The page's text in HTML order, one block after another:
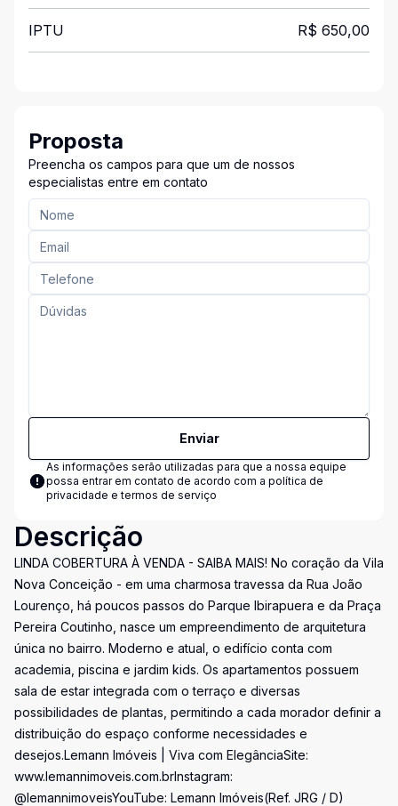
IPTU R$ 650,00
Proposta
Preencha os campos para que um de nossos
especialistas entre em contato
Enviar
As informações serão utilizadas para que a nossa equipe
possa entrar em contato de acordo com a política de
privacidade e termos de serviço
Descrição
LINDA COBERTURA À VENDA - SAIBA MAIS! No coração da Vila
Nova Conceição - em uma charmosa travessa da Rua João
Lourenço, há poucos passos do Parque Ibirapuera e da Praça
Pereira Coutinho, nasce um empreendimento de arquitetura
única no bairro. Moderno e atual, o edifício conta com
academia, piscina e jardim kids. Os apartamentos possuem
sala de estar integrada com o terraço e diversas
possibilidades de plantas, permitindo a cada morador definir a
distribuição do espaço conforme necessidades e
desejos.Lemann Imóveis | Viva com ElegânciaSite:
www.lemannimoveis.com.brInstagram:
@lemannimoveisYouTube: Lemann Imóveis(Ref. JRG / D)